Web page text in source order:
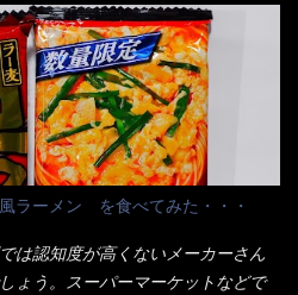
は幾らで、メガドンキでゲットし
らい・・・色々と各方面へ忖度し
ましょう。 早速1袋を大釜で茹で～
態です。 当家には、高齢者がいる
がった饂飩は、お店の饂飩に比べ
ば、稲庭饂飩的な太さですね。 さ
長葱無かったので、玉葱を刻んで
ん！ 冷やし釜あげうどん～です。
て饂飩を盛り付け、お椀に昆布出
でツルツル～と頂きました。 良い
欲しい！ カウンターに置かれた＜
たでしょう！ 何かキャベツが山じ
これが標準なのです。 普通のとん
10人前ほどあるか？ 値段的には、
セット350円程と値段的には、そ
足が絶えない人気店である。 そん
ブルで頂ける＜映え＞るメニュー
す。 当時1,000円税込だった
けど・・・ これが出てくると、カ
！ 写真は、キャベツ少なめでお願
ーメン を食べてみた・・・
は認知度が高くないメーカーさん
ょう。スーパーマーケットなどで